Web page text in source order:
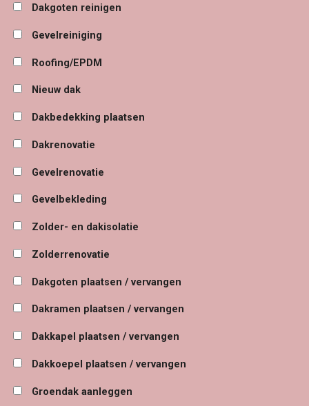
Dakgoten reinigen
Gevelreiniging
Roofing/EPDM
Nieuw dak
Dakbedekking plaatsen
Dakrenovatie
Gevelrenovatie
Gevelbekleding
Zolder- en dakisolatie
Zolderrenovatie
Dakgoten plaatsen / vervangen
Dakramen plaatsen / vervangen
Dakkapel plaatsen / vervangen
Dakkoepel plaatsen / vervangen
Groendak aanleggen